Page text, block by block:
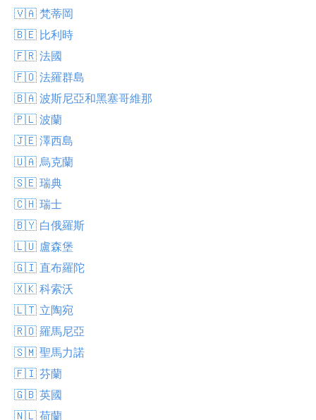
🇻🇦 梵蒂岡
🇧🇪 比利時
🇫🇷 法國
🇫🇴 法羅群島
🇧🇦 波斯尼亞和黑塞哥維那
🇵🇱 波蘭
🇯🇪 澤西島
🇺🇦 烏克蘭
🇸🇪 瑞典
🇨🇭 瑞士
🇧🇾 白俄羅斯
🇱🇺 盧森堡
🇬🇮 直布羅陀
🇽🇰 科索沃
🇱🇹 立陶宛
🇷🇴 羅馬尼亞
🇸🇲 聖馬力諾
🇫🇮 芬蘭
🇬🇧 英國
🇳🇱 荷蘭